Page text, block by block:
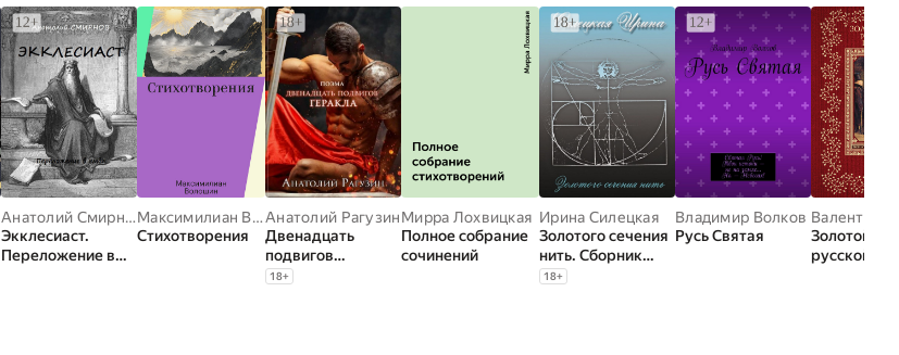
,Михаил Лермонтов,Евгений Баратынский ,Петр Вяземский,Денис Давыдов,Дмитрий Веневитинов,Василий
Анатолий Смирнов
Экклесиаст.
Переложение в
Максимилиан Волошин
Стихотворения
Анатолий Рагузин
Двенадцать
подвигов
Геракла. Поэма
18+
Мирра Лохвицкая
Полное собрание
сочинений
Ирина Силецкая
Золотого сечения
нить. Сборник
стихотворений.
18+
Владимир Волков
Русь Святая
Золотой век
русской